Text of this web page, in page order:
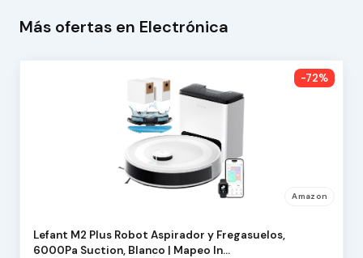
Más ofertas en Electrónica
-72%
Amazon
Lefant M2 Plus Robot Aspirador y Fregasuelos,
6000Pa Suction, Blanco | Mapeo In…